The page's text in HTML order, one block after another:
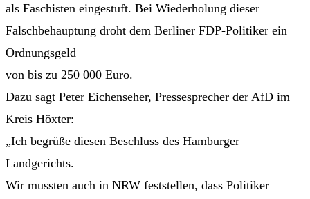
als Faschisten eingestuft. Bei Wiederholung dieser
Falschbehauptung droht dem Berliner FDP-Politiker ein
Ordnungsgeld
von bis zu 250 000 Euro.
Dazu sagt Peter Eichenseher, Pressesprecher der AfD im
Kreis Höxter:
„Ich begrüße diesen Beschluss des Hamburger
Landgerichts.
Wir mussten auch in NRW feststellen, dass Politiker